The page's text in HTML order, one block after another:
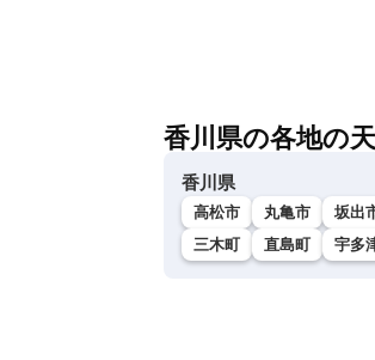
香川県の各地の
香川県
高松市 丸亀市 坂出
三木町
直島町 宇多